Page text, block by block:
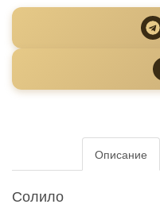
Описание
Солило